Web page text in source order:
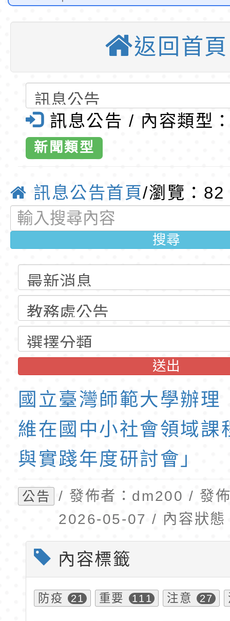
心」，請退休同仁踴
動時代中的好老師：
轉環境部「淨零綠領
「115年食農教育專
訓練課程」，歡迎已
育專業人員資格者報
錄取公告-桃園市桃
民小學115學年度「
理人員」甄選
東門國小115學年度
梯特教代課教師甄選
東門國小115學年度
公告(尚有缺額)
梯特教代理教師甄選
公告(尚有缺額)
特殊教育學生及幼兒
明手冊(修訂版)與學
說明影片
轉知臺中市政府政風
光城市手牽手，綠能
走」動畫影片
本府115年70歲以上
員健康講座「吃得安
心」，請退休同仁踴
清華光罩教學專業論
動時代中的好老師：
教師韌性
轉環境部「淨零綠領
程」
轉農業部桃園區農業
「115年食農教育專
訓練課程」，歡迎已
育專業人員資格者報
錄取公告-桃園市桃
民小學115學年度「
理人員」甄選
東門國小115學年度
梯特教代課教師甄選
公告(尚有缺額)
師範大學辦
思維在國中
域課程的理
年度研討會」
優質教
返回首頁
訊息公告 / 內容類型
新聞類型
訊息公告首頁/瀏覽：82
搜尋
送出
國立臺灣師範大學辦理
維在國中小社會領域課
與實踐年度研討會」
公告
/ 發佈者：dm200 / 發
2026-05-07 / 內容狀態
內容標籤
防疫 21 重要 111 注意 27